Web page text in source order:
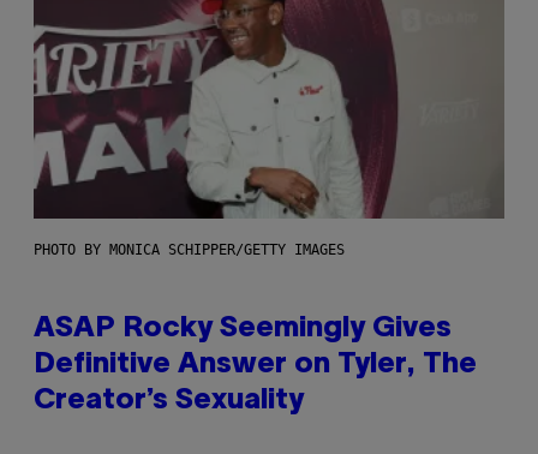
PHOTO BY MONICA SCHIPPER/GETTY IMAGES
ASAP Rocky Seemingly Gives
Definitive Answer on Tyler, The
Creator’s Sexuality